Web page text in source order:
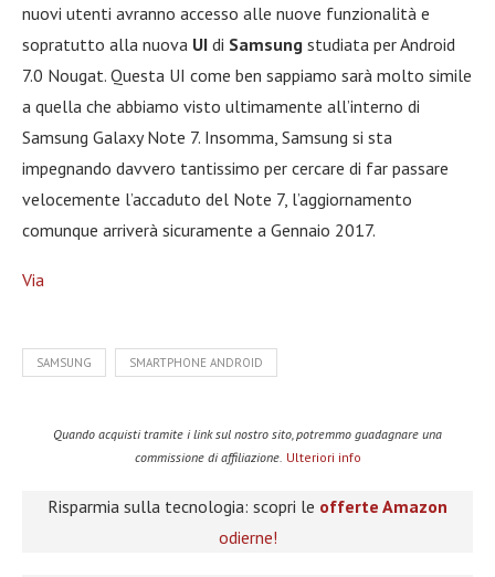
nuovi utenti avranno accesso alle nuove funzionalità e
sopratutto alla nuova UI di Samsung studiata per Android
7.0 Nougat. Questa UI come ben sappiamo sarà molto simile
a quella che abbiamo visto ultimamente all’interno di
Samsung Galaxy Note 7. Insomma, Samsung si sta
impegnando davvero tantissimo per cercare di far passare
velocemente l’accaduto del Note 7, l’aggiornamento
comunque arriverà sicuramente a Gennaio 2017.
Via
SAMSUNG SMARTPHONE ANDROID
Quando acquisti tramite i link sul nostro sito, potremmo guadagnare una
commissione di affiliazione. Ulteriori info
Risparmia sulla tecnologia: scopri le offerte Amazon
odierne!